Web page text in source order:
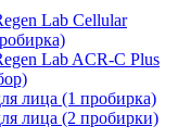
Lab Cellular
Lab ACR-C Plus
лица (1 пробирка)
лица (2 пробирки)